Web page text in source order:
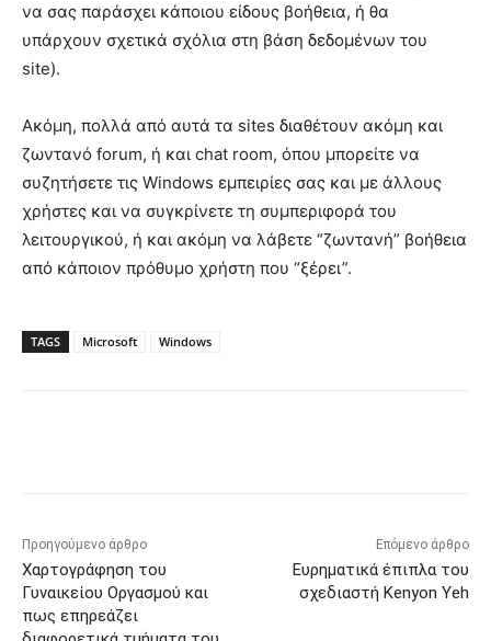
να σας παράσχει κάποιου είδους βοήθεια, ή θα
υπάρχουν σχετικά σχόλια στη βάση δεδομένων του
site).
Ακόμη, πολλά από αυτά τα sites διαθέτουν ακόμη και
ζωντανό forum, ή και chat room, όπου μπορείτε να
συζητήσετε τις Windows εμπειρίες σας και με άλλους
χρήστες και να συγκρίνετε τη συμπεριφορά του
λειτουργικού, ή και ακόμη να λάβετε “ζωντανή” βοήθεια
από κάποιον πρόθυμο χρήστη που “ξέρει”.
TAGS Microsoft Windows
Προηγούμενο άρθρο
Χαρτογράφηση του
Γυναικείου Οργασμού και
πως επηρεάζει
Επόμενο άρθρο
Ευρηματικά έπιπλα του
σχεδιαστή Kenyon Yeh